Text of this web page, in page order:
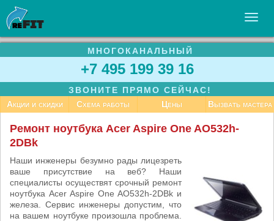
УСЛУГИ
БИЗНЕСУ
СТАТЬИ
МНОГОКАНАЛЬНЫЙ
+7 495 199 39 16
ЗВОНИТЕ ПРЯМО СЕЙЧАС!
Акции и скидки
Схема работы Цены Вызвать мастера
Ремонт ноутбука Acer Aspire One AO532h-
2DBk
Наши инженеры безумно рады лицезреть
ваше присутствие на веб? Наши
специалисты осуществят срочный ремонт
ноутбука Acer Aspire One AO532h-2DBk и
железа. Сервис инженеры допустим, что
на вашем ноутбуке произошла проблема.